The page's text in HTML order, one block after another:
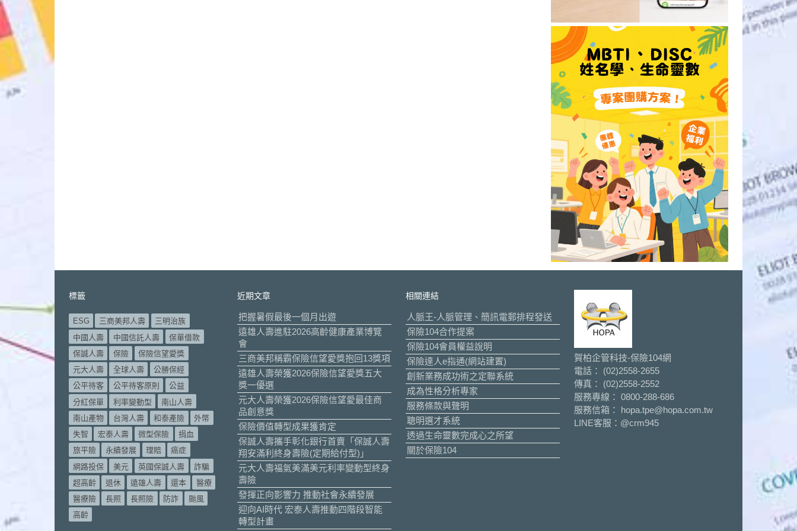
標籤
ESG 三商美邦人壽
三明治族
中國人壽
中國信託人壽
保單借款
保誠人壽
保險
保險信望愛獎
元大人壽
全球人壽
公勝保經
公平待客
公平待客原則
公益
分紅保單
利率變動型
南山人壽
南山產物
台灣人壽 和泰產險
外幣
失智
宏泰人壽 微型保險
捐血
旅平險
永續發展 理賠
癌症
網路投保
美元 英國保誠人壽
詐騙
超高齡
退休 遠雄人壽 還本
醫療
醫療險
長照 長照險 防詐
颱風
高齡
近期文章
把握暑假最後一個月出遊
遠雄人壽進駐2026高齡健康產業博覽
會
三商美邦稱霸保險信望愛獎抱回13獎項
遠雄人壽榮獲2026保險信望愛獎五大
獎一優選
元大人壽榮獲2026保險信望愛最佳商
品創意獎
保險價值轉型成果獲肯定
保誠人壽攜手彰化銀行首賣「保誠人壽
翔安滿利終身壽險(定期給付型)」
元大人壽福氣美滿美元利率變動型終身
壽險
發揮正向影響力 推動社會永續發展
迎向AI時代 宏泰人壽推動四階段智能
轉型計畫
相關連結
人脈王-人脈管理、簡訊電郵排程發送
保險104合作提案
保險104會員權益說明
保險達人e指通(網站建置)
創新業務成功術之定聯系統
成為性格分析專家
服務條款與聲明
聰明選才系統
透過生命靈數完成心之所望
關於保險104
賀柏企管科技-保險104網
電話： (02)2558-2655
傳真： (02)2558-2552
服務專線： 0800-288-686
服務信箱： hopa.tpe@hopa.com.tw
LINE客服： @crm945